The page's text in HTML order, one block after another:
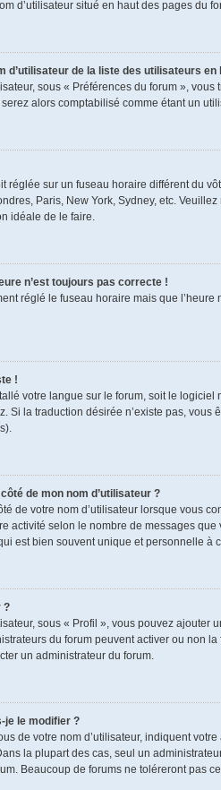
d’utilisateur situé en haut des pages du
d’utilisateur de la liste des utilisateurs en
sous « Préférences du forum »,
alors comptabilisé comme étant un
réglée sur un fuseau horaire différent du
Paris, New York, Sydney, etc.
idéale de le faire.
n’est toujours pas correcte !
réglé le fuseau horaire mais que
!
votre langue sur le forum, soit le
Si la traduction désirée n’existe pas,
de mon nom d’utilisateur ?
de votre nom d’utilisateur lorsque vous
activité selon le nombre de messages
est bien souvent unique et personnelle à
?
sous « Profil », vous pouvez
du forum peuvent activer ou non
un administrateur du forum.
je le modifier ?
de votre nom d’utilisateur, indiquent
la plupart des cas, seul un
Beaucoup de forums ne toléreront pas